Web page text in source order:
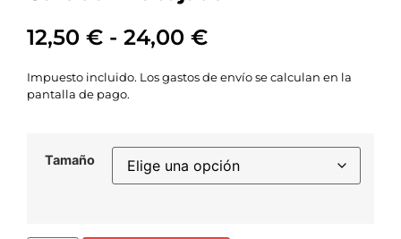
12,50 € - 24,00 €
Impuesto incluido. Los gastos de envío se calculan en la
pantalla de pago.
Tamaño